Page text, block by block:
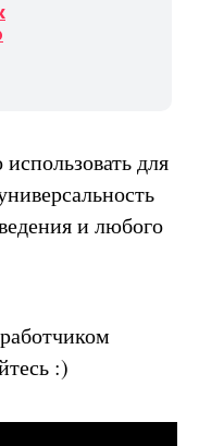
для
и любого
:)